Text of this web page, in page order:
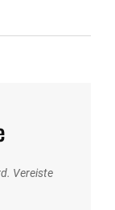
Vereiste